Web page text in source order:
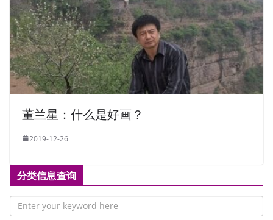
董兰星：什么是好画？
2019-12-26
分类信息查询